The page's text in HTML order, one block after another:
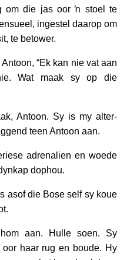
om die jas oor ŉ stoel te
ingestel daarop om
te betower.
“Ek kan nie vat aan
Wat maak sy op die
Antoon. Sy is my alter-
teen Antoon aan.
adrenalien en woede
dophou.
asof die Bose self sy koue
aan. Hulle soen. Sy
haar rug en boude. Hy